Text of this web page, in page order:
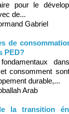
pour le
de...
Gabriel
de
PED?
consomment
durable,...
Arab
la transition